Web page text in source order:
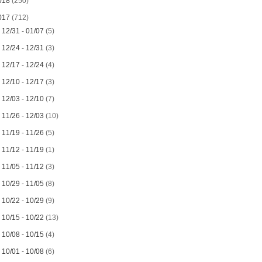
(712)
12/31 - 01/07(5)
12/24 - 12/31(3)
12/17 - 12/24(4)
12/10 - 12/17(3)
12/03 - 12/10(7)
11/26 - 12/03(10)
11/19 - 11/26(5)
11/12 - 11/19(1)
11/05 - 11/12(3)
10/29 - 11/05(8)
10/22 - 10/29(9)
10/15 - 10/22(13)
10/08 - 10/15(4)
10/01 - 10/08(6)